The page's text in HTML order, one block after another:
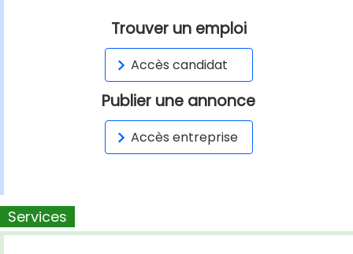
Trouver un emploi
Accès candidat
Publier une annonce
Accès entreprise
Services